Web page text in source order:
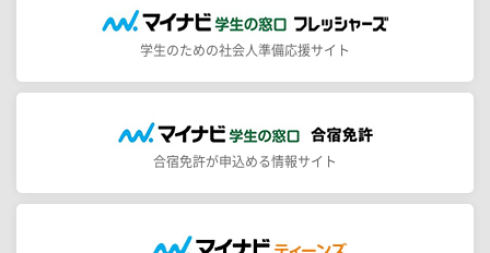
学生のための社会人準備応援サイト
合宿免許が申込める情報サイト